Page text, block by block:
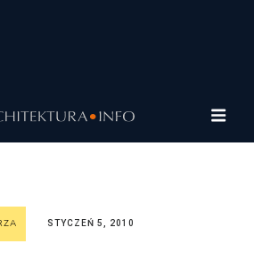
mieszkanie w nowoczesnym
STYCZEŃ 5, 2010